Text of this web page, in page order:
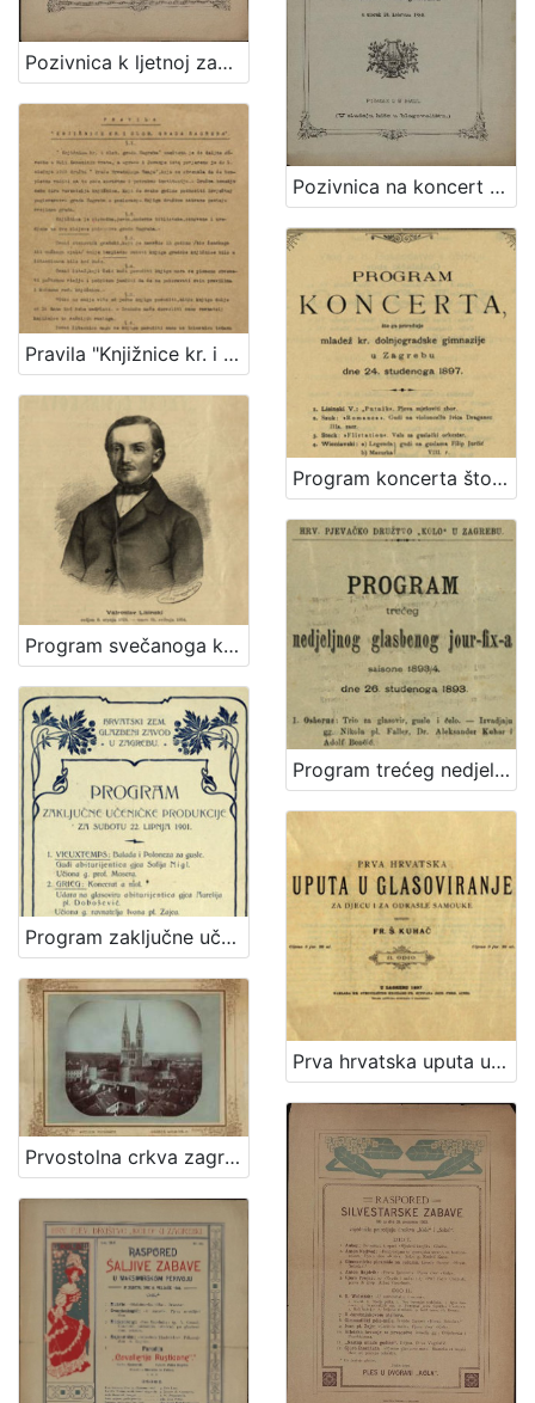
Pozivnica k ljetnoj zabavi što ju priredjuje hrv. pjevačko družtvo "Kolo" uz sudjelovanje glasbe c. kr. pješ. pukovnije Grofa Jelačića br. 69. u nedjelju dne 10. srpnja 1881. kod "Kamenitog stola"
Pozivnica na koncert što ga priredjuje hrv. pjevačko družtvo "Kolo" uz sudjelovanje glasbe c. kr. pješ. pukovnije grofa Jelačića br. 69. u bašći svratišta "K caru austrijskomu" u utorak 10. kolovoza 1880
Pravila "Knjižnice kr. i slob. grada Zagreba" / Knjižnica kr. i slob. grada Zagreba
Program koncerta što ga priređuje mladež kr. dolnjogradske gimnazije u Zagrebu dne 24. studenoga 1897.
Program svečanoga koncerta "Večer Lisinskova" : dne 15. prosinca 1893. / Hrvatsko pjevačko družtvo "Kolo" u Zagrebu ; sborovi i koncertom ravna družtveni artistički ravnatelj Nikola Faller, orkestrom c. i kr. pukovnije nadvojvode Leopolda br. 53. kapelnik Josip Dvor[ž]ak
Program trećeg nedjeljnog glasbenog jour-fix-a : saisone 1893/4 : dne 26. studenoga 1893. / Hrv. pjevačko družtvo "Kolo" u Zagrebu
Program zaključne učeničke produkcije za subotu 22. lipnja 1901. / Hrvatski zem. glazbeni zavod
Prva hrvatska uputa u glasoviranje : za djecu i odrasle samouke / sastavio Fr. Š. Kuhač
Prvostolna crkva zagrebačka / Atelier Mosinger